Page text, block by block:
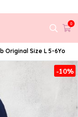
0
Original Size L 5-6Yo
-10%